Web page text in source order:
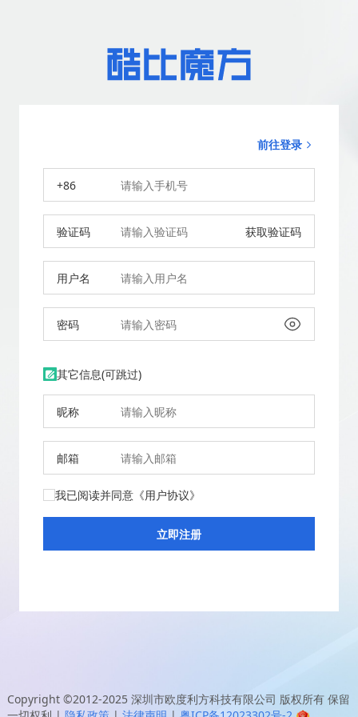
前往登录
+86
验证码 获取验证码
用户名
密码
其它信息(可跳过)
昵称
邮箱
我已阅读并同意 《用户协议》
Copyright ©2012-2025 深圳市欧度利方科技有限公司 版权所有 保留